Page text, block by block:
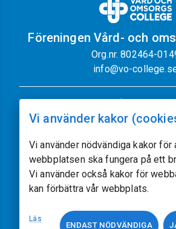
Föreningen Vård- och
Org.nr. 802464-
info@vo-
Sajtkarta
Följ oss
Vi använder kakor
Vi använder nödvändiga kakor för
webbplatsen ska fungera på ett
Vi använder också kakor för
kan förbättra vår webbplats.
Läs
ENDAST NÖDVÄNDIGA